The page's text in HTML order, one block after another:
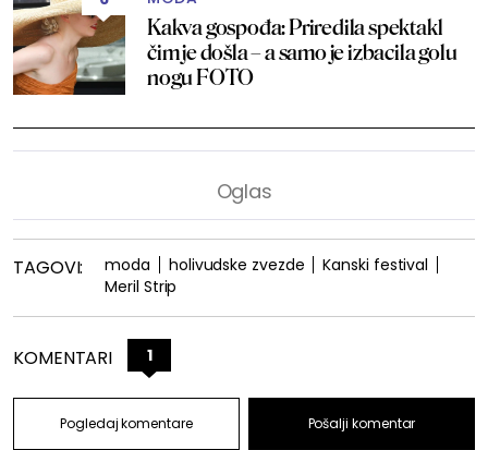
Kakva gospođa: Priredila spektakl
čim je došla – a samo je izbacila golu
nogu FOTO
TAGOVI: moda holivudske zvezde
Kanski festival
Meril Strip
KOMENTARI 1
Pogledaj komentare Pošalji komentar